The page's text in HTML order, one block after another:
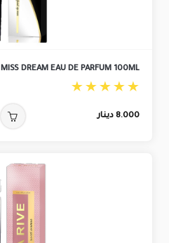
MISS DREAM EAU DE PARFUM 100ML
8.000 دينار